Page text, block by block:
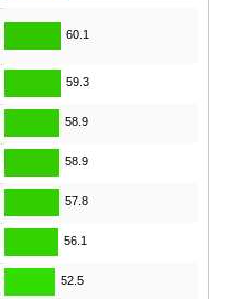
60.1
59.3
58.9
58.9
57.8
56.1
52.5